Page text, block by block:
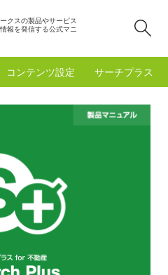
クスの製品やサービス
報を発信する公式マニ
コンテンツ設定 サーチプラスfor